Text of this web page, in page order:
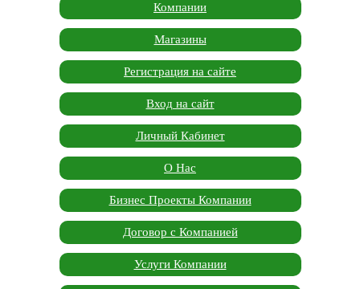
Компании
Магазины
Регистрация на сайте
Вход на сайт
Личный Кабинет
О Нас
Бизнес Проекты Компании
Договор с Компанией
Услуги Компании